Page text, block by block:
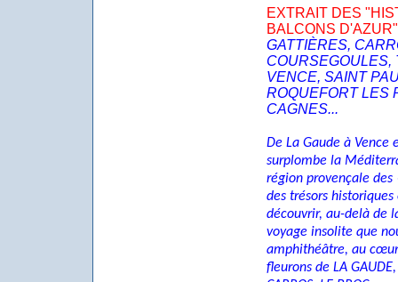
EXTRAIT DES
BALCONS
GATTIÈRES,
COURSEGOULES,
VENCE, SAINT
ROQUEFORT LES
CAGNES...
De La Gaude à Vence
surplombe la
région provençale des
des trésors
découvrir, au-delà de
voyage insolite que
amphithéâtre, au
fleurons de LA GAUDE,